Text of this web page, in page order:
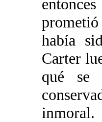
había
Carter
qué se
inmoral.